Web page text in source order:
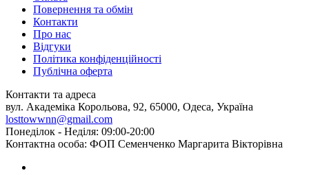
Повернення та обмін
Контакти
Про нас
Відгуки
Політика конфіденційності
Публічна оферта
Контакти та адреса
вул. Академіка Корольова, 92, 65000, Одеса, Україна
losttowwnn@gmail.com
Понеділок - Неділя: 09:00-20:00
Контактна особа: ФОП Семенченко Маргарита Вікторівна